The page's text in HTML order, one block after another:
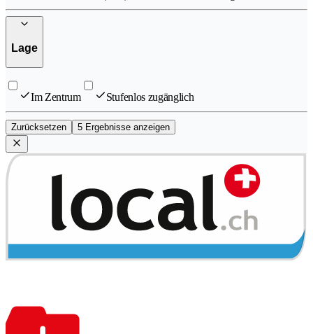
Lage
Im Zentrum Stufenlos zugänglich
Zurücksetzen 5 Ergebnisse anzeigen